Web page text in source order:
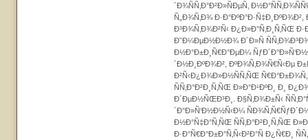
´Ð¾ÑÑ‚Ð°Ð²Ð»ÑÐµÑ‚
Ñ„Ð¾Ñ‚Ð¾ Ð·Ð°ÐºÐ°Ð·Ñ‡Ð¸ÐºÐ¾Ð²,
Ð³Ð¾Ñ‚Ð¾Ð²Ñ‹ Ð¿Ð»Ð°Ñ‚Ð¸Ñ‚ÑŒ
Ð˜Ð¼ÐµÐ½Ð½Ð¾ Ð´Ð»Ñ
Ð½Ð°Ð±Ð¸Ñ€Ð°ÐµÐ¼
´Ð½Ð¸ÐºÐ¾Ð², ÐºÐ¾Ñ‚Ð¾Ñ€Ñ‹Ðµ
Ð²Ñ‹Ð¿Ð¾Ð»Ð½ÑÑ‚ÑŒ
ÑÑ‚Ð°Ð²Ð¸Ñ‚ÑŒ Ð»Ð°Ð¹ÐºÐ¸ Ð¸
Ð´ÐµÐ½ÑŒÐ³Ð¸. Ð§Ñ‚Ð¾Ð±Ñ‹
´Ð°Ð»Ñ‘Ð½Ð½Ñ‹Ð¼
Ð½Ð°Ñ‡Ð°Ñ‚ÑŒ ÑÑ‚Ð°Ð²Ð¸Ñ‚ÑŒ
Ð·Ð°Ñ€Ð°Ð±Ð°Ñ‚Ñ‹Ð²Ð°Ñ Ð¿Ñ€Ð¸